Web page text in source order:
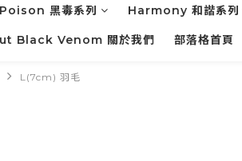
Poison 黑毒系列 Harmony 和諧系列
Black Venom 關於我們 部落格首頁
L(7cm) 羽毛